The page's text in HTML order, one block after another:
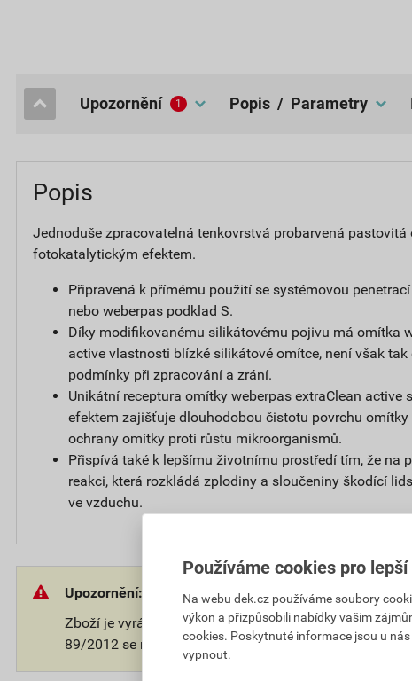
popis / Parametry
upozornění 1
Popis
Jednoduše zpracovatelná tenkovrstvá probarvená pastovitá
fotokatalytickým efektem.
Připravená k přímému použití se systémovou
nebo weberpas podklad S.
Díky modifikovanému silikátovému pojivu má omítka
active vlastnosti blízké silikátové omítce, není však
podmínky při zpracování a zrání.
Unikátní receptura omítky weberpas extraClean active
efektem zajišťuje dlouhodobou čistotu povrchu omítky
ochrany omítky proti růstu mikroorganismů.
Přispívá také k lepšímu životnímu prostředí tím, že na
reakci, která rozkládá zplodiny a sloučeniny škodící
ve vzduchu.
Upozornění:
Zboží je vyráběno na přání zákazníka. V souladu s
89/2012 se na takové zboží nevztahuje 14-ti denní
Používáme cookies pro
Na webu dek.cz používáme soubory
výkon a přizpůsobili nabídky vašim
cookies. Poskytnuté informace jsou u
vypnout.